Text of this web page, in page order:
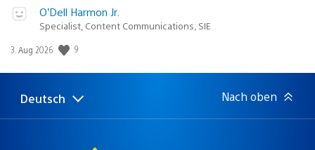
O’Dell Harmon Jr.
Specialist, Content Communications, SIE
Veröffentlichungsdatum:
3. Aug 2026 9
Select
Aktuelle
Deutsch Nach oben